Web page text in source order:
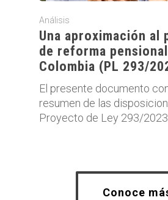
Análisis
Una aproximación al
de reforma
Colombia (PL 293/
El presente documento
resumen de las
Proyecto de Ley 293/2023
Conoce